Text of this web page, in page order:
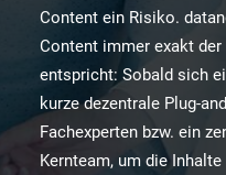
Content ein Risiko.
Content immer exakt
entspricht: Sobald sich
kurze dezentrale Plug-
Fachexperten bzw. ein
Kernteam, um die